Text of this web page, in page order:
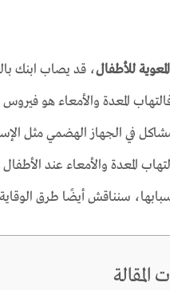
للأطفال، قد يصاب ابنك
المعدة والأمعاء هو
في الجهاز الهضمي مثل
المعدة والأمعاء عند
سنناقش أيضًا طرق
المقالة